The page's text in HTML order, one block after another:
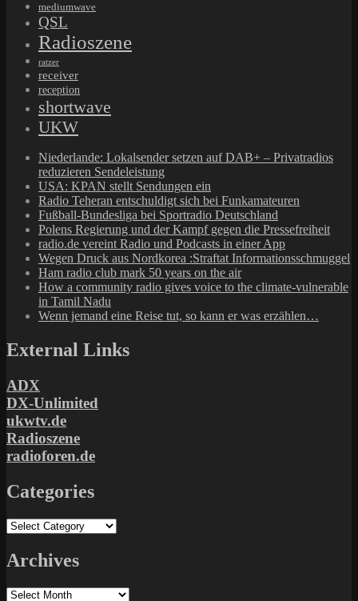
mediumwave
QSL
Radioszene
ratzer
receiver
reception
shortwave
UKW
Niederlande: Lokalsender setzen auf DAB+ – Privatradios
reduzieren Sendeleistung
USA: KPAN stellt Sendungen ein
Radio Teheran entschuldigt sich bei Funkamateuren
Fußball-Bundesliga bei Sportradio Deutschland
Polens Regierung und der Kampf gegen die Pressefreiheit
radio.de vereint Radio und Podcasts in einer App
Wegen Druck aus Nordkorea :Straftat Informationsschmuggel
Ham radio club mark 50 years on the air
How a community radio gives voice to the climate-vulnerable
in Tamil Nadu
Wenn jemand eine Reise tut, so kann er was erzählen…
External Links
ADX
DX-Unlimited
ukwtv.de
Radioszene
radioforen.de
Categories
Categories
Archives
Archives